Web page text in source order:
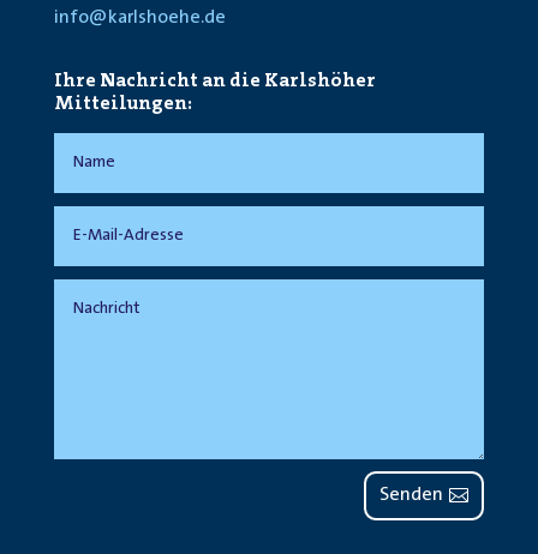
info@karlshoehe.de
Ihre Nachricht an die Karlshöher
Mitteilungen:
Senden